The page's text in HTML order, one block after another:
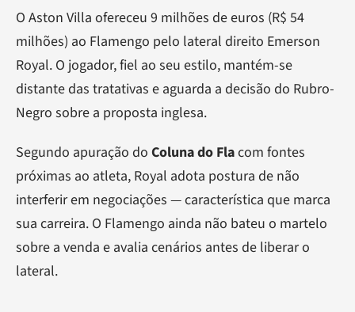
O Aston Villa ofereceu 9 milhões de euros (R$ 54
milhões) ao Flamengo pelo lateral direito Emerson
Royal. O jogador, fiel ao seu estilo, mantém-se
distante das tratativas e aguarda a decisão do Rubro-
Negro sobre a proposta inglesa.
Segundo apuração do Coluna do Flacom fontes
próximas ao atleta, Royal adota postura de não
interferir em negociações — característica que marca
sua carreira. O Flamengo ainda não bateu o martelo
sobre a venda e avalia cenários antes de liberar o
lateral.